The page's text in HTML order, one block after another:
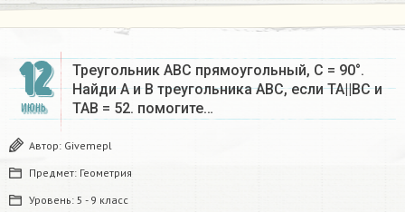
12
ИЮНЬ
Треугольник ABC прямоугольный, C = 90°.
Найди А и В треугольника ABC, если TA||BC и
TAB = 52. помогите…
Автор: Givemepl
Предмет: Геометрия
Уровень: 5 - 9 класс